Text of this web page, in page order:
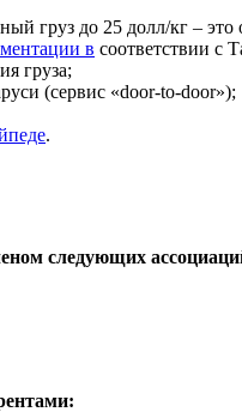
груз до 25 долл/кг –
в соответствии с
груза;
(сервис «door-to-door»);
.
следующих